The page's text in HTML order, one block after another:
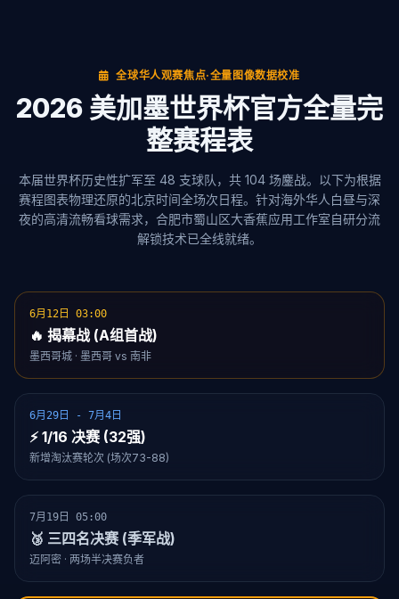
全球华人观赛焦点·全量图像数据校准
2026 美加墨世界杯官方全量完
整赛程表
本届世界杯历史性扩军至 48 支球队，共 104 场鏖战。以下为根据
赛程图表物理还原的北京时间全场次日程。针对海外华人白昼与深
夜的高清流畅看球需求，合肥市蜀山区大香蕉应用工作室自研分流
解锁技术已全线就绪。
6月12日 03:00
🔥 揭幕战 (A组首战)
墨西哥城 · 墨西哥 vs 南非
6月29日 - 7月4日
⚡ 1/16 决赛 (32强)
新增淘汰赛轮次 (场次73-88)
7月19日 05:00
🥉 三四名决赛 (季军战)
迈阿密 · 两场半决赛负者